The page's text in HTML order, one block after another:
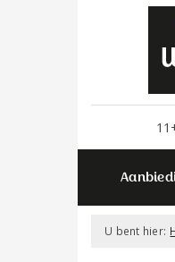
U bent hier: